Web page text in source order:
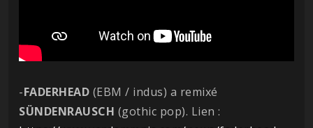
-FADERHEAD (EBM / indus) a remixé
SÜNDENRAUSCH (gothic pop). Lien :